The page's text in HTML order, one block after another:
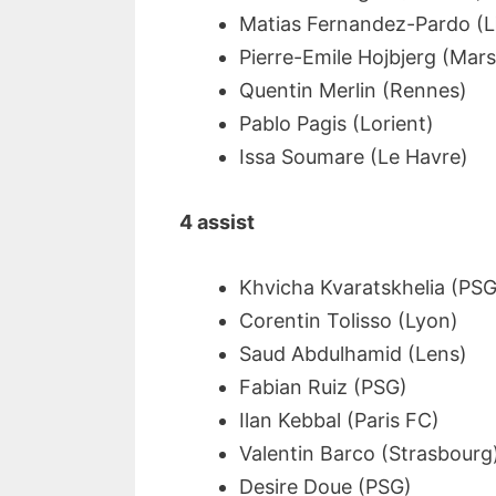
Matias Fernandez-Pardo
Pierre-Emile Hojbjerg
Quentin Merlin (Rennes)
Pablo Pagis (Lorient)
Issa Soumare (Le Havre)
4 assist
Khvicha Kvaratskhelia
Corentin Tolisso (Lyon)
Saud Abdulhamid (Lens)
Fabian Ruiz (PSG)
Ilan Kebbal (Paris FC)
Valentin Barco
Desire Doue (PSG)